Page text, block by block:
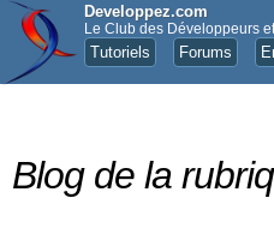
Developpez.com
Le Club des Développeurs
Tutoriels Forums
Blog de la